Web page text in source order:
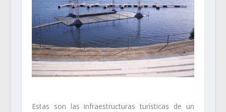
Estas son las infraestructuras turísticas de un